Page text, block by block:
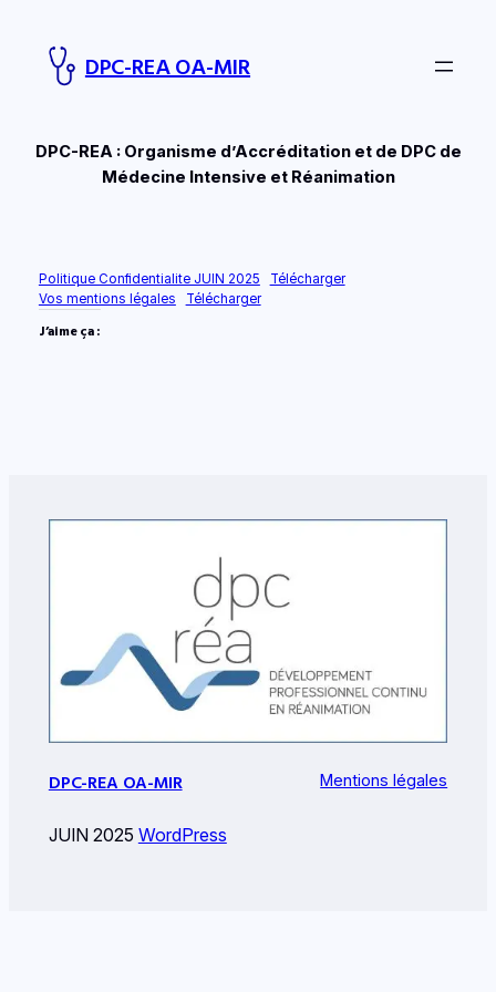
contenu
DPC-REA OA-MIR
DPC-REA : Organisme d’Accréditation et de DPC de
Médecine Intensive et Réanimation
Politique Confidentialite JUIN 2025
Télécharger
Vos mentions légales
Télécharger
J’aime ça :
DPC-REA OA-MIR Mentions légales
JUIN 2025 WordPress